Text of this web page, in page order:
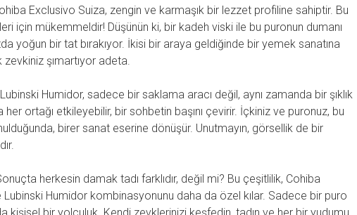
Exclusivo Suiza, zengin ve karmaşık bir lezzet profiline sahiptir. Bu
için mükemmeldir! Düşünün ki, bir kadeh viski ile bu puronun dumanı
yoğun bir tat bırakıyor. İkisi bir araya geldiğinde bir yemek sanatına
şımartıyor adeta.
Humidor, sadece bir saklama aracı değil, aynı zamanda bir şıklık
her ortağı etkileyebilir, bir sohbetin başını çevirir. İçkiniz ve puronuz, bu
birer sanat eserine dönüşür. Unutmayın, görsellik de bir
herkesin damak tadı farklıdır, değil mi? Bu çeşitlilik, Cohiba
Lubinski Humidor kombinasyonunu daha da özel kılar. Sadece bir puro